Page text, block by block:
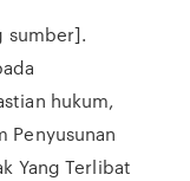
sumber].
hukum,
Penyusunan
Yang Terlibat